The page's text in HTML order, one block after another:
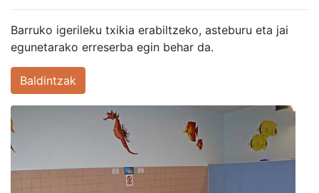
Barruko igerileku txikia erabiltzeko, asteburu eta jai
egunetarako erreserba egin behar da.
Baldintzak